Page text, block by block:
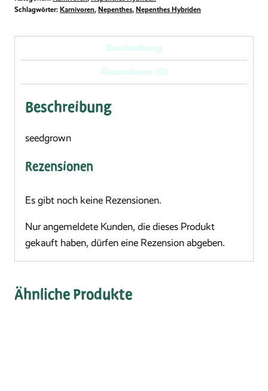
Schlagwörter: Karnivoren, Nepenthes, Nepenthes Hybriden
Beschreibung
Rezensionen (0)
Beschreibung
seedgrown
Rezensionen
Es gibt noch keine Rezensionen.
Nur angemeldete Kunden, die dieses Produkt
gekauft haben, dürfen eine Rezension abgeben.
Ähnliche Produkte